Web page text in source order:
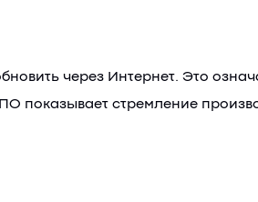
через Интернет. Это
показывает стремление